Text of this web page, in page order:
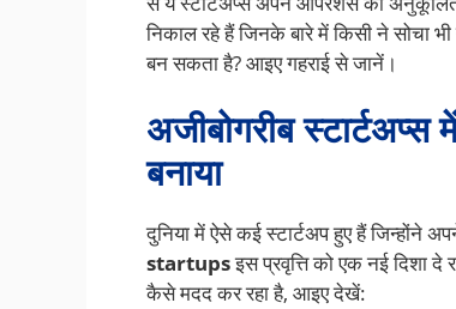
निकाल रहे हैं जिनके बारे में किसी ने सोचा
बन सकता है? आइए गहराई से जानें।
अजीबोगरीब
बनाया
दुनिया में ऐसे कई स्टार्टअप हुए हैं जिन्होंने
startupsइस प्रवृत्ति को एक नई दिशा दे
कैसे मदद कर रहा है, आइए देखें: